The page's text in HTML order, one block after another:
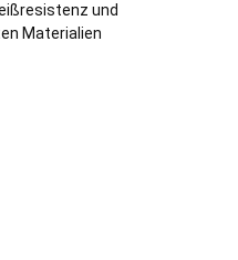
und
Materialien